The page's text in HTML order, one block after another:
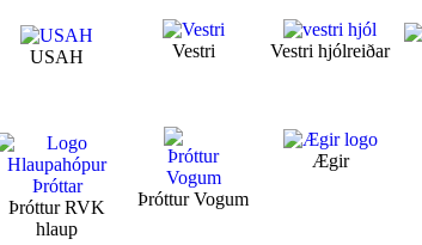
USAH Vestri
Vestri hjólreiðar
Þróttur RVK
hlaup
Þróttur Vogum
Ægir